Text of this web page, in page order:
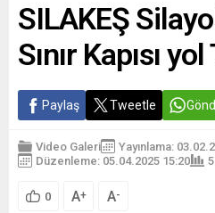
SILAKEŞ
Sınır Kapısı
Paylaş Tweetle
Video Galeri
Yayınlama:
Düzenleme: 05.04.2025 15:20
0 A+ A-